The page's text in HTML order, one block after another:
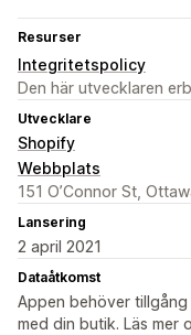
Resurser
Integritetspolicy
Den här utvecklaren
Utvecklare
Shopify
Webbplats
151 O’Connor St,
Lansering
2 april 2021
Dataåtkomst
Appen behöver
med din butik. Läs mer